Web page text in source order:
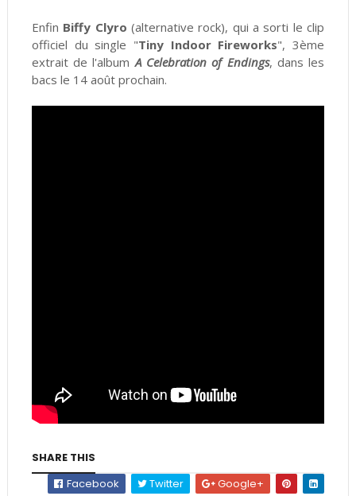
Enfin Biffy Clyro (alternative rock), qui a sorti le clip
officiel du single "Tiny Indoor Fireworks", 3ème
extrait de l'albumA Celebration of Endings, dans les
bacs le 14 août prochain.
SHARE THIS
Facebook
Twitter Google+